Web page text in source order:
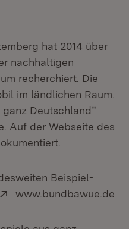
hat 2014 über
nachhaltigen
recherchiert. Die
im ländlichen Raum.
Deutschland”
Auf der Webseite des
Beispiel-
Extern:
www.bundbawue.de